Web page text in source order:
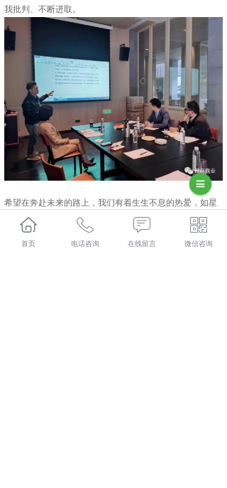
我批判、不断进取。
希望在奔赴未来的路上，我们有着生生不息的热爱，如星
灿烂，如风自由。
首页 电话咨询 在线留言 微信咨询